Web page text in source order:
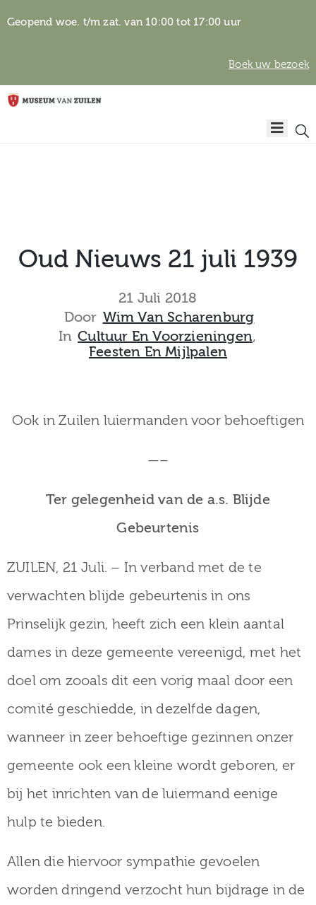
Geopend woe. t/m zat. van 10:00 tot 17:00 uur
Boek uw bezoek
Home
Collectie
Oud Nieuws 21 juli 1939
21 Juli 2018
Door Wim Van Scharenburg
In Cultuur En Voorzieningen‚
Feesten En Mijlpalen
Ook in Zuilen luiermanden voor behoeftigen
—–
Ter gelegenheid van de a.s. Blijde
Gebeurtenis
ZUILEN, 21 Juli. – In verband met de te
verwachten blijde gebeurtenis in ons
Prinselijk gezin, heeft zich een klein aantal
dames in deze gemeente vereenigd, met het
doel om zooals dit een vorig maal door een
comité geschiedde, in dezelfde dagen,
wanneer in zeer behoeftige gezinnen onzer
gemeente ook een kleine wordt geboren, er
bij het inrichten van de luiermand eenige
hulp te bieden.
Allen die hiervoor sympathie gevoelen
worden dringend verzocht hun bijdrage in de
Algemene